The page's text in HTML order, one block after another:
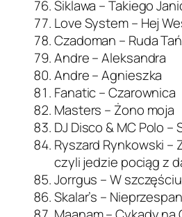
Siklawa – Takiego
Love System – Hej
Czadoman – Ruda
Andre – Aleksandra
Andre – Agnieszka
Fanatic – Czarownica
Masters – Żono moja
DJ Disco & MC Polo –
Ryszard Rynkowski –
czyli jedzie pociąg z
Jorrgus – W szczęściu
Skalar’s –